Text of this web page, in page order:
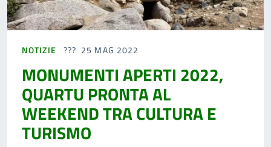
NOTIZIE 25 MAG 2022
MONUMENTI APERTI 2022,
QUARTU PRONTA AL
WEEKEND TRA CULTURA E
TURISMO